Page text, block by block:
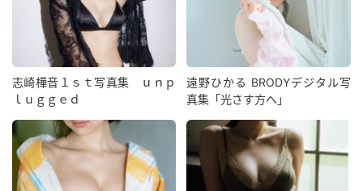
志崎樺音１ｓｔ写真集 ｕｎｐ
ｌｕｇｇｅｄ
遠野ひかる BRODYデジタル写
真集「光さす方へ」